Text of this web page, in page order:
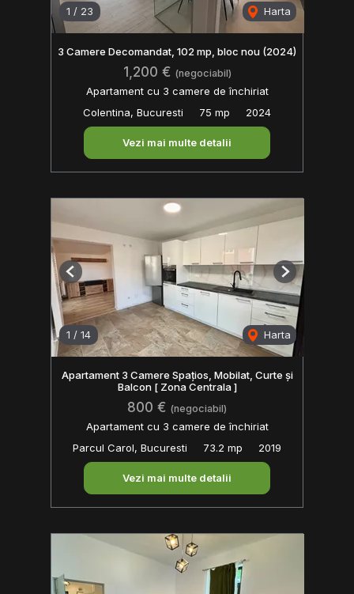
1 / 23 Harta
3 Camere Decomandat, 102 mp, bloc nou (2024)
1,200 € (negociabil)
Apartament cu 3 camere de închiriat
Colentina, Bucuresti
75 mp 2024
Vezi mai multe detalii
1 / 14 Harta
Previous Next
Apartament 3 Camere Spațios, Mobilat, Curte și
Balcon [ Zona Centrala ]
800 € (negociabil)
Apartament cu 3 camere de închiriat
Parcul Carol, Bucuresti
73.2 mp 2019
Vezi mai multe detalii